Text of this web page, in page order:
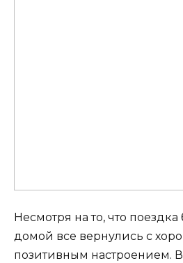
Несмотря на то, что
домой все вернулись с
позитивным настроением.